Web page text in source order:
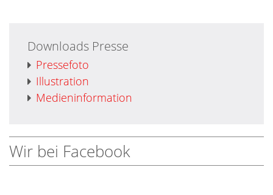
Downloads Presse
Pressefoto
Illustration
Medieninformation
Wir bei Facebook